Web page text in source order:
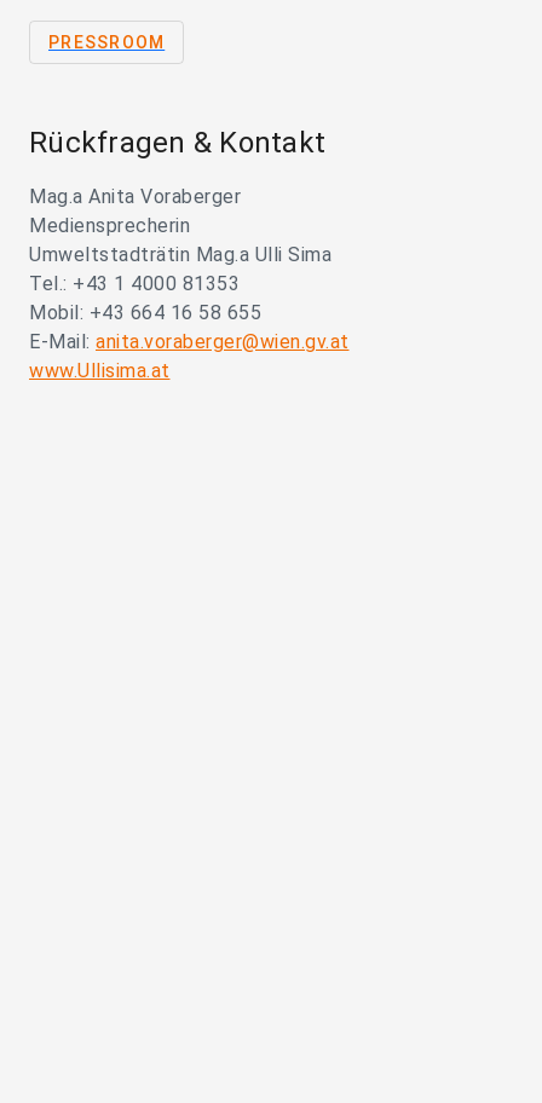
PRESSROOM
Rückfragen & Kontakt
Mag.a Anita Voraberger
Mediensprecherin
Umweltstadträtin Mag.a Ulli Sima
Tel.: +43 1 4000 81353
Mobil: +43 664 16 58 655
E-Mail: anita.voraberger@wien.gv.at
www.Ullisima.at